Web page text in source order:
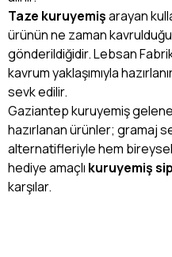
Taze kuruyemişarayan
ürünün ne zaman
gönderildiğidir. Lebsan
kavrum yaklaşımıyla
sevk edilir.
Gaziantep kuruyemiş
hazırlanan ürünler; gramaj
alternatifleriyle hem
hediye amaçlı kuruyemiş
karşılar.